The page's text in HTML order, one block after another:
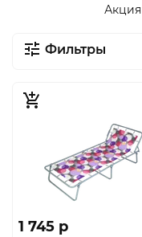
Акция
Фильтры
1 745 p